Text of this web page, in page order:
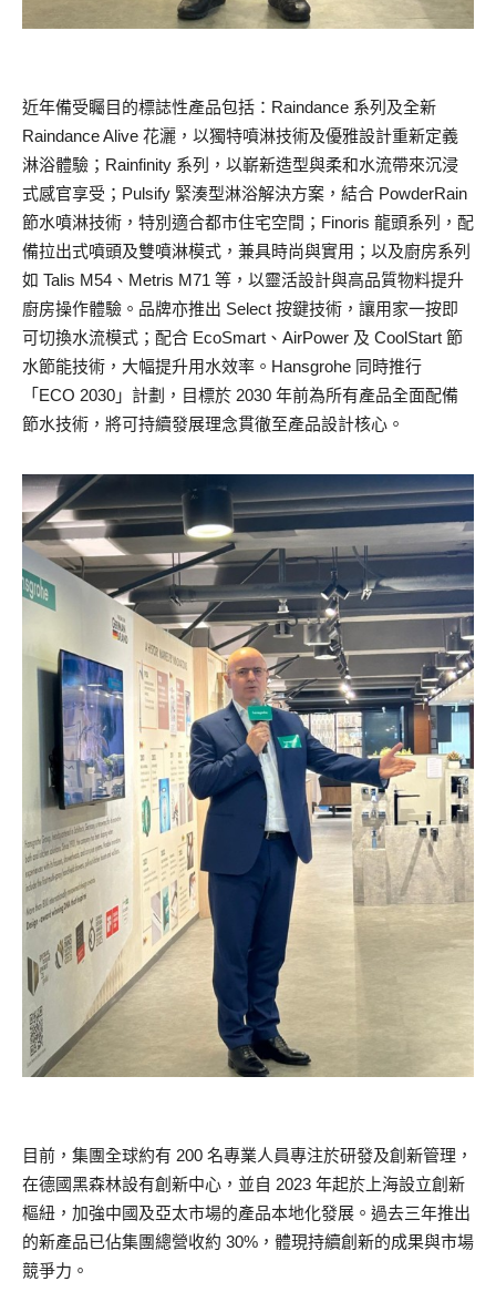
近年備受矚目的標誌性產品包括：Raindance 系列及全新
Raindance Alive 花灑，以獨特噴淋技術及優雅設計重新定義
淋浴體驗；Rainfinity 系列，以嶄新造型與柔和水流帶來沉浸
式感官享受；Pulsify 緊湊型淋浴解決方案，結合 PowderRain
節水噴淋技術，特別適合都市住宅空間；Finoris 龍頭系列，配
備拉出式噴頭及雙噴淋模式，兼具時尚與實用；以及廚房系列
如 Talis M54、Metris M71 等，以靈活設計與高品質物料提升
廚房操作體驗。品牌亦推出 Select 按鍵技術，讓用家一按即
可切換水流模式；配合 EcoSmart、AirPower 及 CoolStart 節
水節能技術，大幅提升用水效率。Hansgrohe 同時推行
「ECO 2030」計劃，目標於 2030 年前為所有產品全面配備
節水技術，將可持續發展理念貫徹至產品設計核心。
目前，集團全球約有 200 名專業人員專注於研發及創新管理，
在德國黑森林設有創新中心，並自 2023 年起於上海設立創新
樞紐，加強中國及亞太市場的產品本地化發展。過去三年推出
的新產品已佔集團總營收約 30%，體現持續創新的成果與市場
競爭力。